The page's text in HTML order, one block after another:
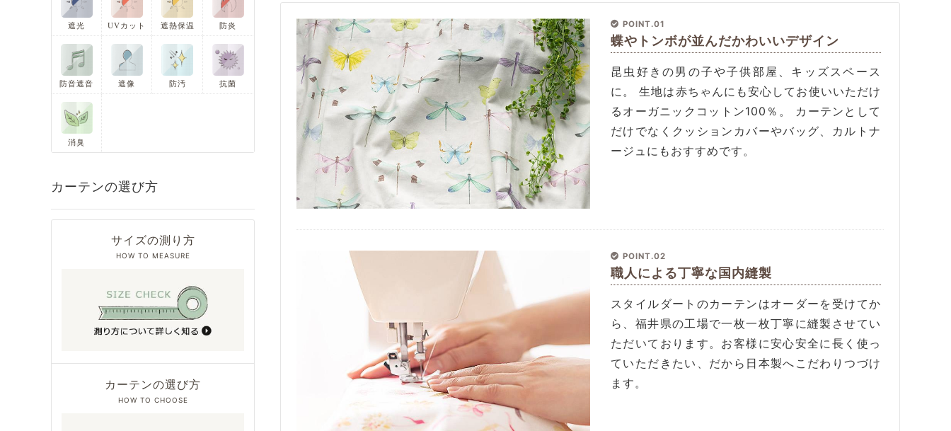
POINT.01
蝶やトンボが並んだかわいいデザイン
昆虫好きの男の子や子供部屋、キッズスペース
に。 生地は赤ちゃんにも安心してお使いいただけ
るオーガニックコットン100％。 カーテンとして
だけでなくクッションカバーやバッグ、カルトナ
ージュにもおすすめです。
POINT.02
職人による丁寧な国内縫製
スタイルダートのカーテンはオーダーを受けてか
ら、福井県の工場で一枚一枚丁寧に縫製させてい
ただいております。お客様に安心安全に長く使っ
ていただきたい、だから日本製へこだわりつづけ
ます。
遮光 UVカット 遮熱保温 防炎
防音遮音 遮像 防汚 抗菌
消臭
カーテンの選び方
サイズの測り方
HOW TO MEASURE
カーテンの選び方
HOW TO CHOOSE